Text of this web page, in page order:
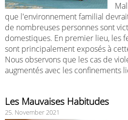
que l'environnement familial
de nombreuses personnes sont
domestiques. En premier lieu, les
sont principalement exposés à
Nous observons que les cas de
augmentés avec les confinements
Les Mauvaises Habitudes
25. November 2021